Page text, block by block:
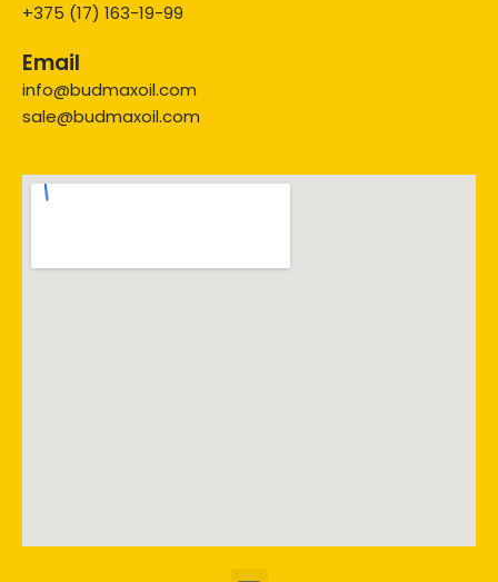
+375 (17) 163-19-99
Email
info@budmaxoil.com
sale@budmaxoil.com